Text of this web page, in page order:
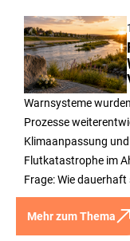
Warnsysteme
Prozesse
Klimaanpassung
Flutkatastrophe im
Frage: Wie
Mehr zum Thema